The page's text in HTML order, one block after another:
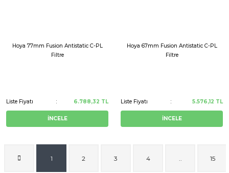
Hoya 77mm Fusion Antistatic C-PL
Filtre
Liste Fiyatı 6.788,32 TL
İNCELE
Hoya 67mm Fusion Antistatic C-PL
Filtre
Liste Fiyatı 5.576,12 TL
İNCELE
1 2 3 4 15